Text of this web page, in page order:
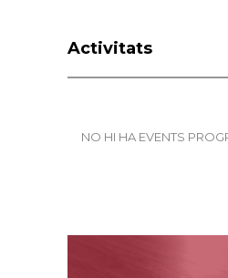
Activitats
NO HI HA EVENTS